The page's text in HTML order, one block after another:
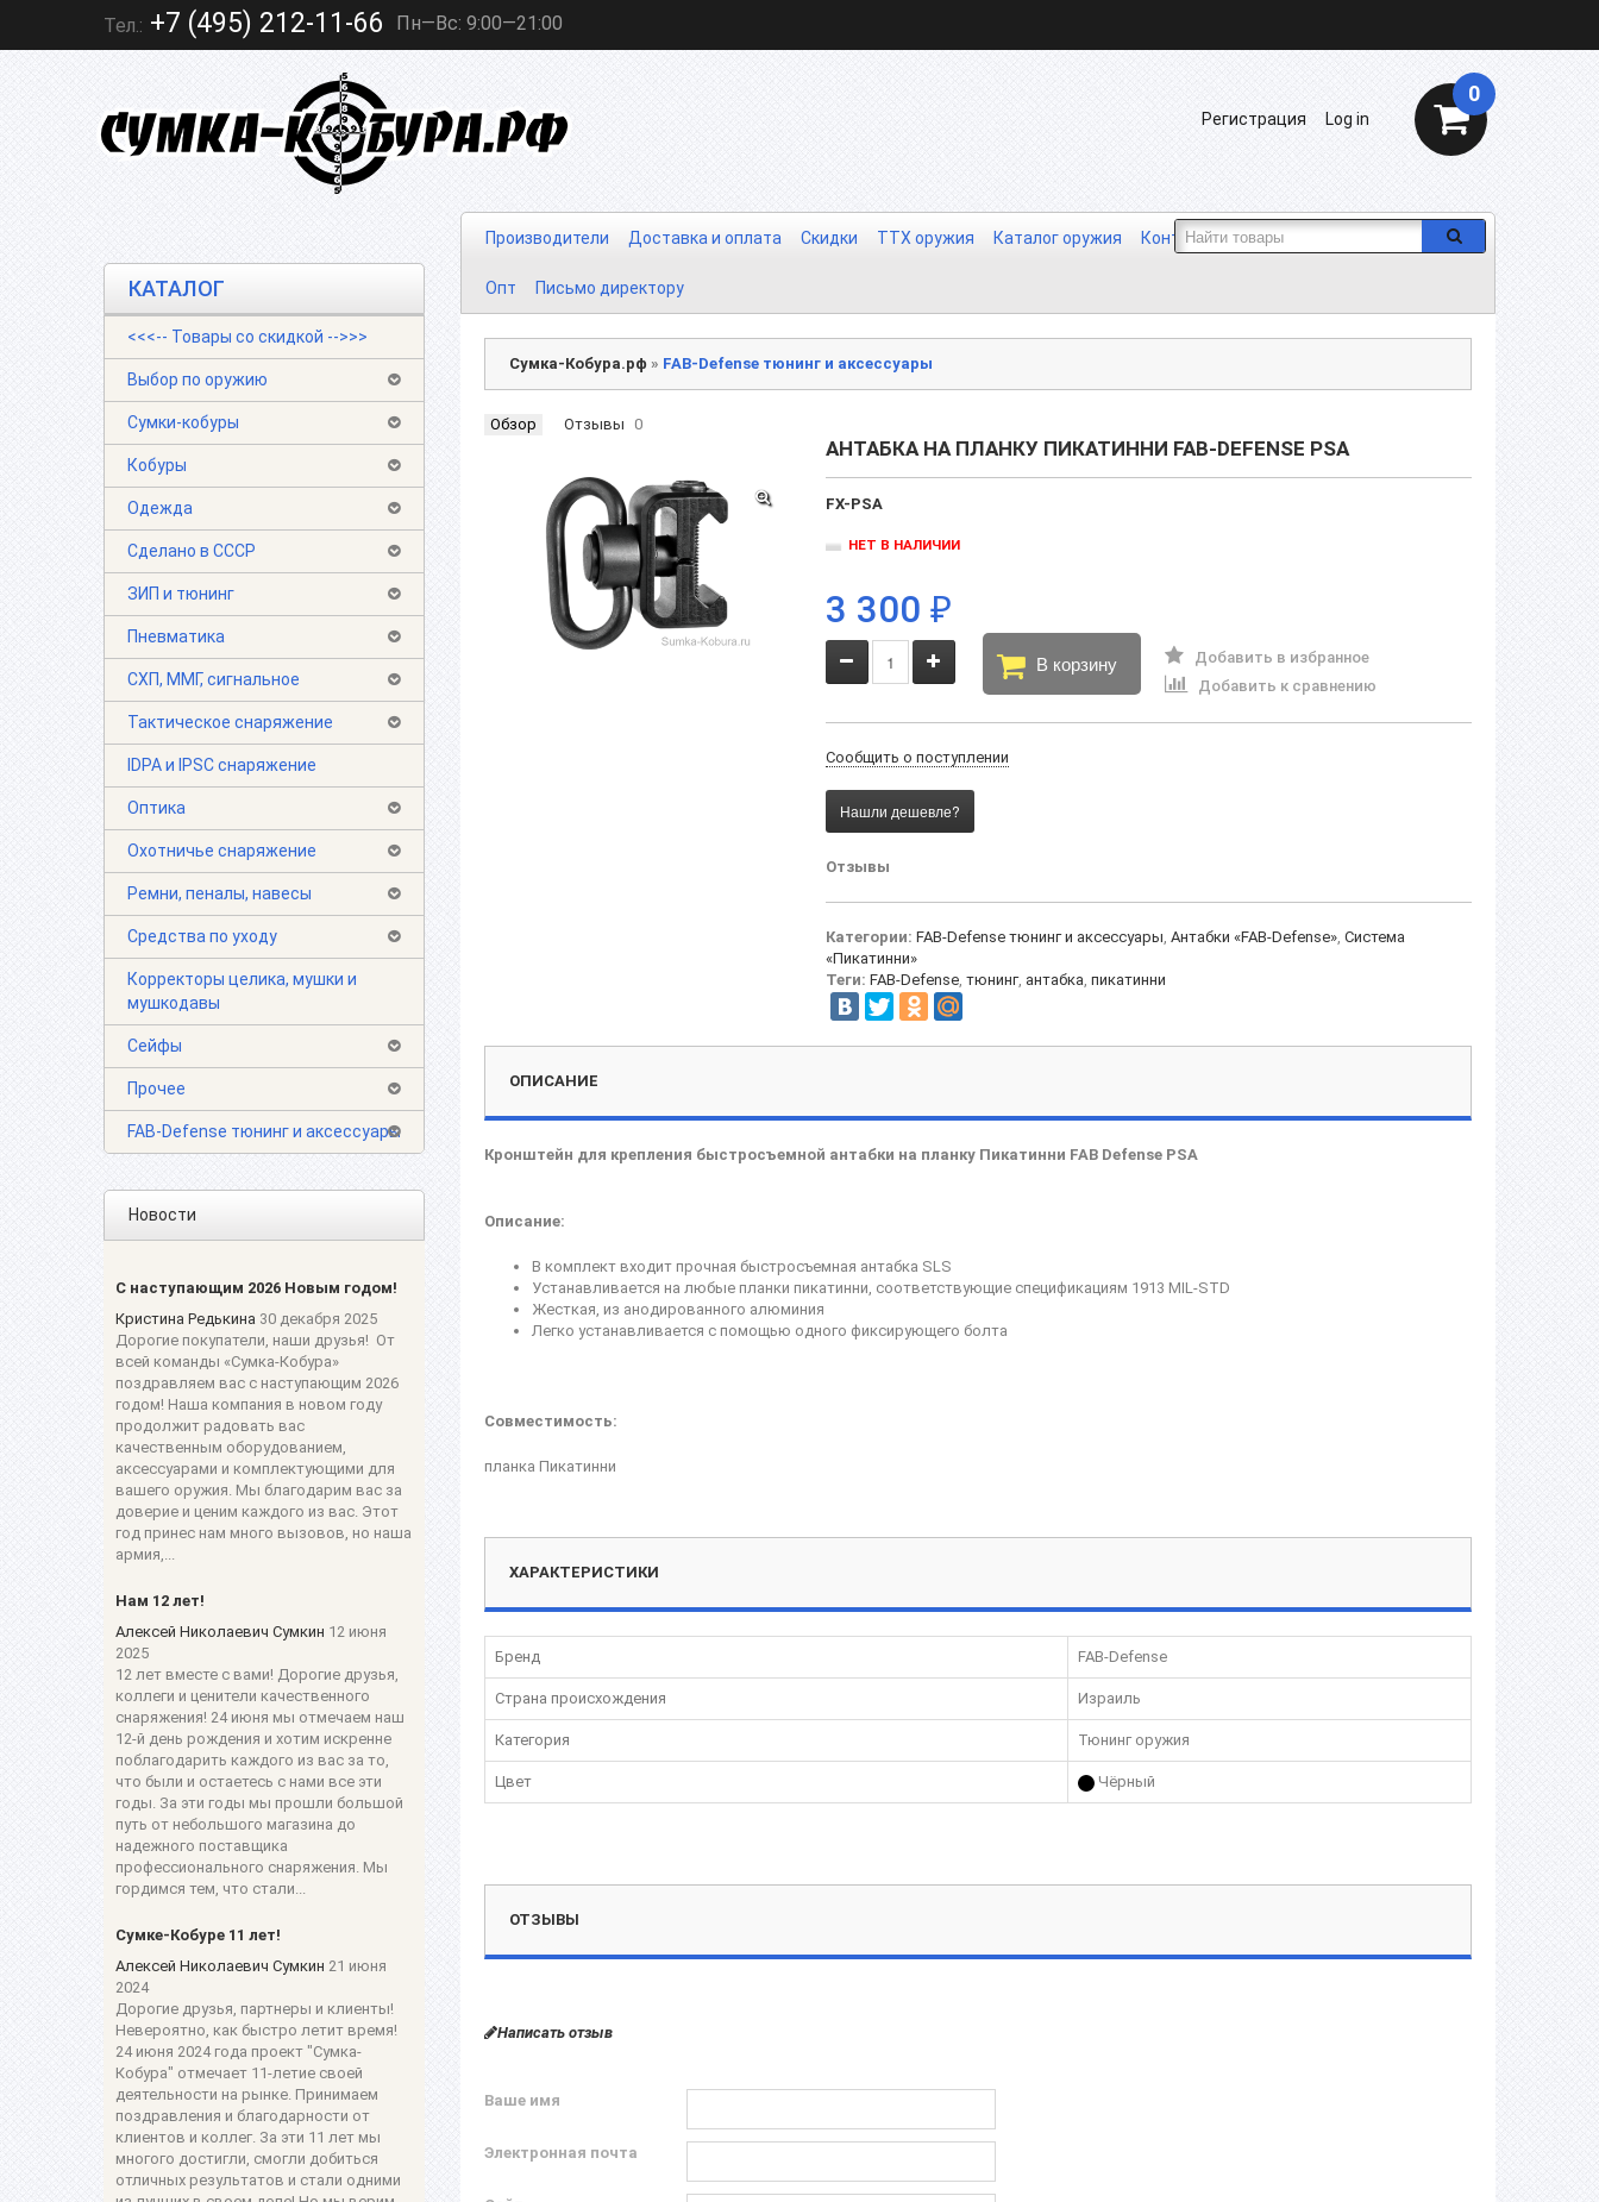
Тел.: +7 (495) 212-11-66 Пн—Вс: 9:00—21:00
0
Log in
Регистрация
Производители Доставка и оплата Скидки ТТХ оружия Каталог оружия Контакты Отзывы Сотрудничество
Опт Письмо директору
КАТАЛОГ
<<<-- Товары со скидкой -->>>
Выбор по оружию
Сумки-кобуры
Кобуры
Одежда
Сделано в СССР
ЗИП и тюнинг
Пневматика
СХП, ММГ, сигнальное
Тактическое снаряжение
IDPA и IPSC снаряжение
Оптика
Охотничье снаряжение
Ремни, пеналы, навесы
Средства по уходу
Корректоры целика, мушки и
мушкодавы
Сейфы
Прочее
FAB-Defense тюнинг и аксессуары
Новости
С наступающим 2026 Новым годом!
Кристина Редькина 30 декабря 2025
Дорогие покупатели, наши друзья! От
всей команды «Сумка-Кобура»
поздравляем вас с наступающим 2026
годом! Наша компания в новом году
продолжит радовать вас
качественным оборудованием,
аксессуарами и комплектующими для
вашего оружия. Мы благодарим вас за
доверие и ценим каждого из вас. Этот
год принес нам много вызовов, но наша
армия,...
Нам 12 лет!
Алексей Николаевич Сумкин 12 июня
2025
12 лет вместе с вами! Дорогие друзья,
коллеги и ценители качественного
снаряжения! 24 июня мы отмечаем наш
12-й день рождения и хотим искренне
поблагодарить каждого из вас за то,
что были и остаетесь с нами все эти
годы. За эти годы мы прошли большой
путь от небольшого магазина до
надежного поставщика
профессионального снаряжения. Мы
гордимся тем, что стали...
Сумке-Кобуре 11 лет!
Алексей Николаевич Сумкин 21 июня
2024
Дорогие друзья, партнеры и клиенты!
Невероятно, как быстро летит время!
24 июня 2024 года проект "Сумка-
Кобура" отмечает 11-летие своей
деятельности на рынке. Принимаем
поздравления и благодарности от
клиентов и коллег. За эти 11 лет мы
многого достигли, смогли добиться
отличных результатов и стали одними
Сумка-Кобура.рф » FAB-Defense тюнинг и аксессуары
Обзор Отзывы 0
АНТАБКА НА ПЛАНКУ ПИКАТИННИ FAB-DEFENSE PSA
FX-PSA
НЕТ В НАЛИЧИИ
3 300 ₽
В корзину
Добавить в избранное
Добавить к сравнению
Сообщить о поступлении
Отзывы
Категории: FAB-Defense тюнинг и аксессуары, Антабки «FAB-Defense», Система
«Пикатинни»
Теги: FAB-Defense, тюнинг, антабка, пикатинни
ОПИСАНИЕ
Кронштейн для крепления быстросъемной антабки на планку Пикатинни FAB Defense PSA
Описание:
В комплект входит прочная быстросъемная антабка SLS
Устанавливается на любые планки пикатинни, соответствующие спецификациям 1913 MIL-STD
Жесткая, из анодированного алюминия
Легко устанавливается с помощью одного фиксирующего болта
Совместимость:
планка Пикатинни
ХАРАКТЕРИСТИКИ
Бренд FAB-Defense
Страна происхождения Израиль
Категория Тюнинг оружия
Цвет Чёрный
ОТЗЫВЫ
Написать отзыв
Ваше имя
Электронная почта